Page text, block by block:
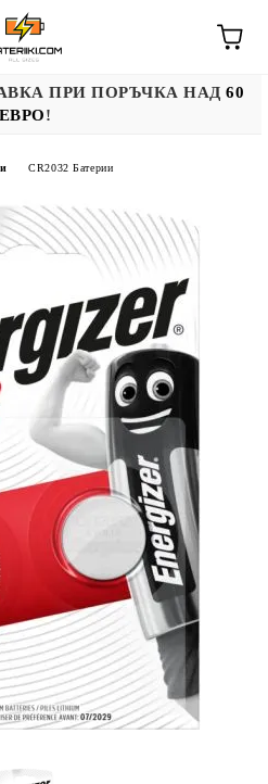
ПРИ ПОРЪЧКА НАД60
ЕВРО!
CR2032 Батерии